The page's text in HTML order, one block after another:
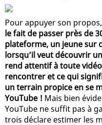
Pour appuyer son
le fait de passer près de
plateforme, un jeune sur
lorsqu’il veut découvrir
rend attentif à toute
rencontrer et ce qui
un terrain propice en se
YouTube ! Mais bien
YouTube ne suffit pas à
trois déclare estimer les